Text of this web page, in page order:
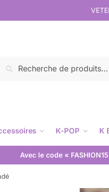
Recherche
K-POP K
Avec le code «